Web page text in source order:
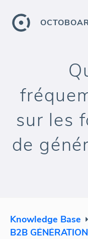
sur les
de
Knowledge Base
B2B